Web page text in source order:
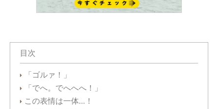
目次
「ゴルァ！」
「でへ。でへへへ！」
この表情は一体…！